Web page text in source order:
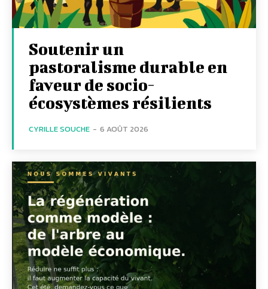
Soutenir un
pastoralisme durable en
faveur de socio-
écosystèmes résilients
CYRILLE SOUCHE - 6 AOÛT 2026